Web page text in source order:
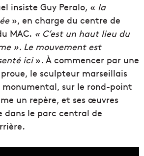
insiste Guy Peralo, « la
», en charge du centre de
MAC. « C’est un haut lieu du
». Le mouvement est
ici». À commencer par une
le sculpteur marseillais
monumental, sur le rond-point
un repère, et ses œuvres
dans le parc central de